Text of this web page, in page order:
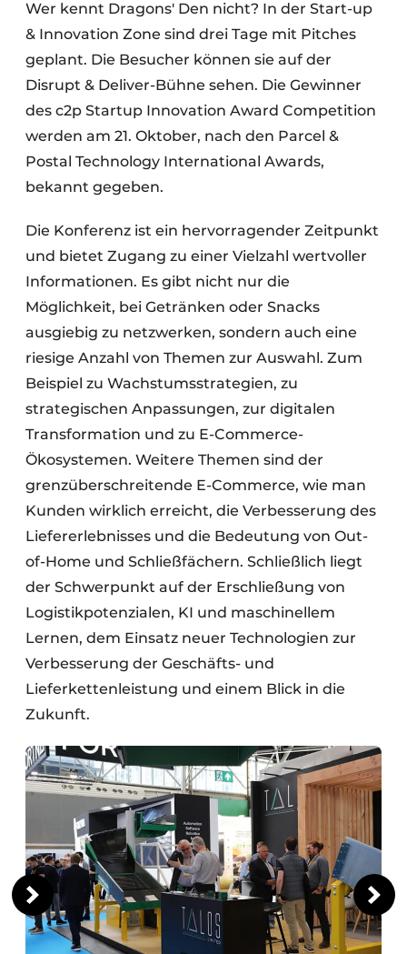
Wer kennt Dragons' Den nicht? In der Start-up
& Innovation Zone sind drei Tage mit Pitches
geplant. Die Besucher können sie auf der
Disrupt & Deliver-Bühne sehen. Die Gewinner
des c2p Startup Innovation Award Competition
werden am 21. Oktober, nach den Parcel &
Postal Technology International Awards,
bekannt gegeben.
Die Konferenz ist ein hervorragender Zeitpunkt
und bietet Zugang zu einer Vielzahl wertvoller
Informationen. Es gibt nicht nur die
Möglichkeit, bei Getränken oder Snacks
ausgiebig zu netzwerken, sondern auch eine
riesige Anzahl von Themen zur Auswahl. Zum
Beispiel zu Wachstumsstrategien, zu
strategischen Anpassungen, zur digitalen
Transformation und zu E-Commerce-
Ökosystemen. Weitere Themen sind der
grenzüberschreitende E-Commerce, wie man
Kunden wirklich erreicht, die Verbesserung des
Liefererlebnisses und die Bedeutung von Out-
of-Home und Schließfächern. Schließlich liegt
der Schwerpunkt auf der Erschließung von
Logistikpotenzialen, KI und maschinellem
Lernen, dem Einsatz neuer Technologien zur
Verbesserung der Geschäfts- und
Lieferkettenleistung und einem Blick in die
Zukunft.